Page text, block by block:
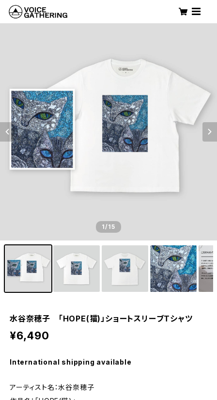
1/15
水谷奈穂子 「HOPE(猫)」ショートスリーブTシャツ
¥6,490
International shipping available
アーティスト名：水谷奈穂子